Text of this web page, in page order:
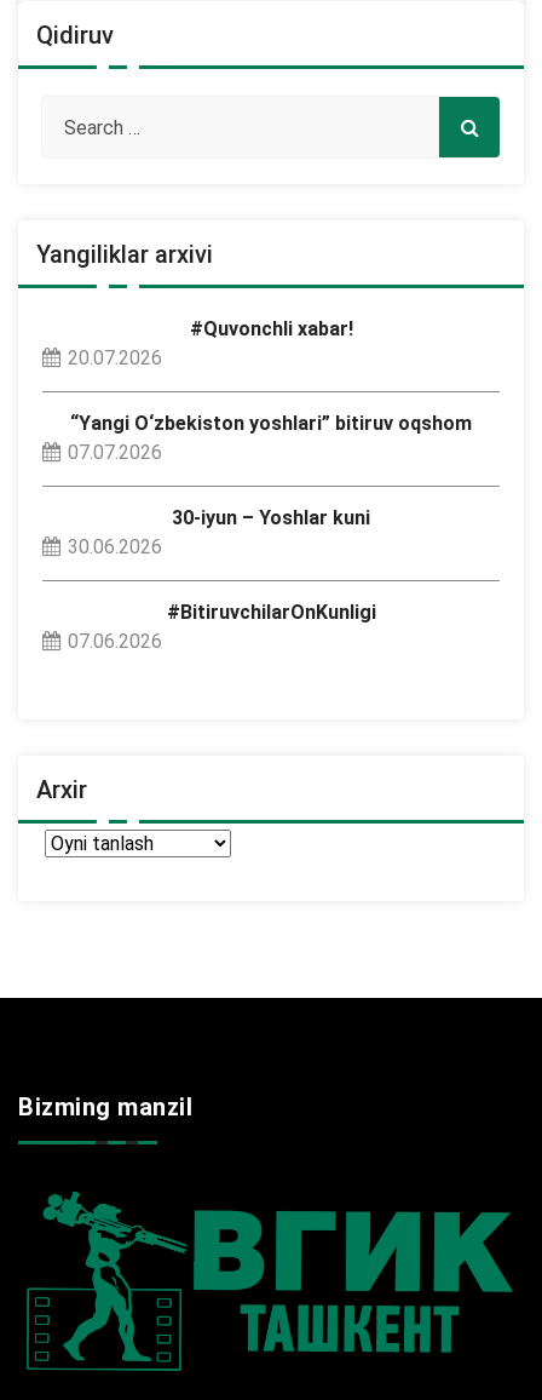
Qidiruv
Yangiliklar arxivi
#Quvonchli xabar!
20.07.2026
“Yangi O‘zbekiston yoshlari” bitiruv oqshom
07.07.2026
30-iyun – Yoshlar kuni
30.06.2026
#BitiruvchilarOnKunligi
07.06.2026
Arxir
Arxir
Bizming manzil